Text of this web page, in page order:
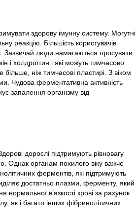
здорову імунну систему. Могутні
реакцію. Більшість користувачів
Зазвичай люди намагаються просувати
і холдроїтин і які можуть тимчасово
більше, ніж тимчасові пластирі. З віком
Чудова ферментативна активність
запалення організму від
дорослі підтримують рівновагу
Однак органам похилого віку важче
ферментів, які підтримують
достатньо плазми, ферменту, який
нормальної в’язкості крові за рахунок
як і багато інших фібринолітичних